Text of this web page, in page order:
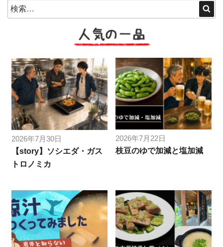
検
索:
索
2026年7月30日
【story】ソシエダ・ガス
トロノミカ
2026年7月22日
枝豆のゆで加減と塩加減